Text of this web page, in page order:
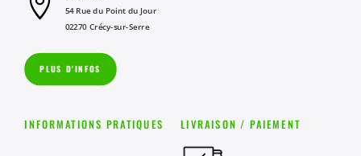
54 Rue du Point du Jour
02270 Crécy-sur-Serre
PLUS D'INFOS
INFORMATIONS PRATIQUES LIVRAISON / PAIEMENT